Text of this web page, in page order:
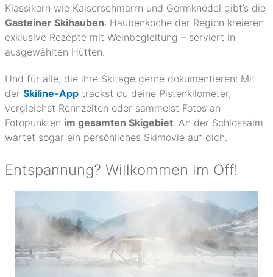
Klassikern wie Kaiserschmarrn und Germknödel gibt’s die
Gasteiner Skihauben: Haubenköche der Region kreieren
exklusive Rezepte mit Weinbegleitung – serviert in
ausgewählten Hütten.
Und für alle, die ihre Skitage gerne dokumentieren: Mit
der Skiline-App trackst du deine Pistenkilometer,
vergleichst Rennzeiten oder sammelst Fotos an
Fotopunkten im gesamten Skigebiet. An der Schlossalm
wartet sogar ein persönliches Skimovie auf dich.
Entspannung? Willkommen im Off!